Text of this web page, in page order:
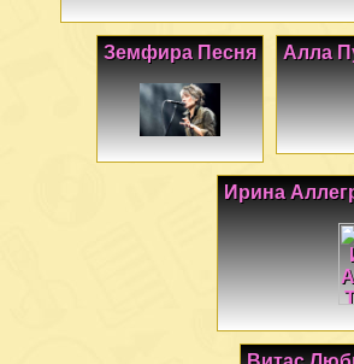
Алла
Земфира Песня
Ирина